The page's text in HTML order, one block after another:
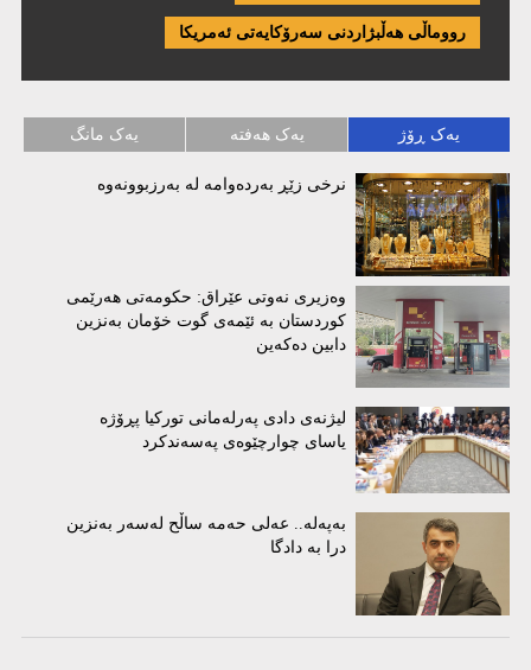
رووماڵی هەڵبژاردنی سەرۆکایەتی ئەمریکا
یەک ڕۆژ یەک هەفتە یەک مانگ
نرخی زێڕ بەردەوامە لە بەرزبوونەوە
وەزیرى نەوتى عێراق: حکومەتى هەرێمى
کوردستان بە ئێمەى گوت خۆمان بەنزین
دابین دەکەین
لیژنه‌ی دادی په‌رله‌مانی توركیا پڕۆژه‌
یاسای چوارچێوه‌ی په‌سه‌ندكرد
بەپەلە.. عەلی حەمە ساڵح لەسەر بەنزین
درا بە دادگا